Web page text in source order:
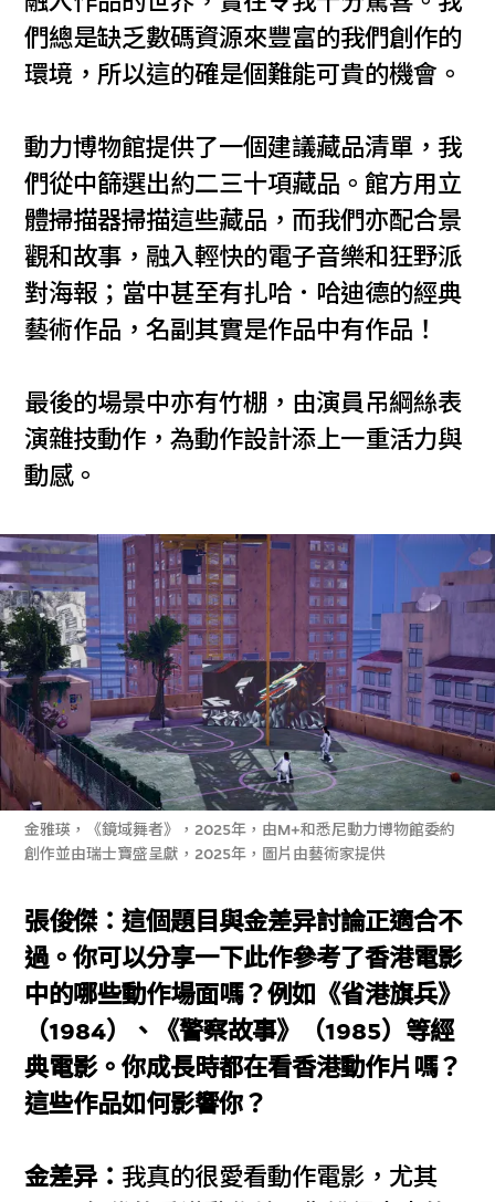
們總是缺乏數碼資源來豐富的我們創作的
環境，所以這的確是個難能可貴的機會。
動力博物館提供了一個建議藏品清單，我
們從中篩選出約二三十項藏品。館方用立
體掃描器掃描這些藏品，而我們亦配合景
觀和故事，融入輕快的電子音樂和狂野派
對海報；當中甚至有扎哈．哈迪德的經典
藝術作品，名副其實是作品中有作品！
最後的場景中亦有竹棚，由演員吊綱絲表
演雜技動作，為動作設計添上一重活力與
動感。
金雅瑛，《鏡域舞者》，2025年，由M+和悉尼動力博物館委約
創作並由瑞士寶盛呈獻，2025年，圖片由藝術家提供
張俊傑：這個題目與金差异討論正適合不
過。你可以分享一下此作參考了香港電影
中的哪些動作場面嗎？例如《省港旗兵》
（1984）、《警察故事》（1985）等經
典電影。你成長時都在看香港動作片嗎？
這些作品如何影響你？
金差异： 我真的很愛看動作電影，尤其